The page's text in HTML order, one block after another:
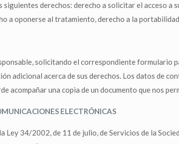
derechos: derecho a solicitar el acceso
a oponerse al tratamiento, derecho a la
solicitando el correspondiente formulario
adicional acerca de sus derechos. Los datos de
acompañar una copia de un documento que nos
ELECTRÓNICAS
Ley 34/2002, de 11 de julio, de Servicios de la